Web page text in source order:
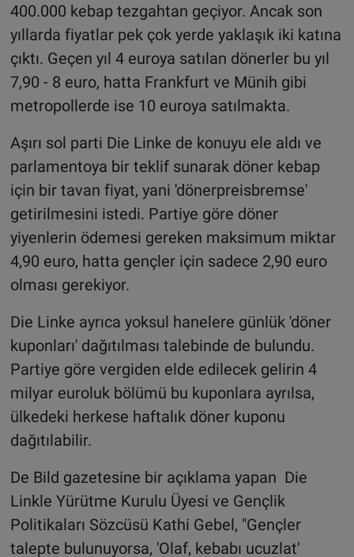
400.000 kebap tezgahtan geçiyor. Ancak son
yıllarda fiyatlar pek çok yerde yaklaşık iki katına
çıktı. Geçen yıl 4 euroya satılan dönerler bu yıl
7,90 - 8 euro, hatta Frankfurt ve Münih gibi
metropollerde ise 10 euroya satılmakta.
Aşırı sol parti Die Linke de konuyu ele aldı ve
parlamentoya bir teklif sunarak döner kebap
için bir tavan fiyat, yani 'dönerpreisbremse'
getirilmesini istedi. Partiye göre döner
yiyenlerin ödemesi gereken maksimum miktar
4,90 euro, hatta gençler için sadece 2,90 euro
olması gerekiyor.
Die Linke ayrıca yoksul hanelere günlük 'döner
kuponları' dağıtılması talebinde de bulundu.
Partiye göre vergiden elde edilecek gelirin 4
milyar euroluk bölümü bu kuponlara ayrılsa,
ülkedeki herkese haftalık döner kuponu
dağıtılabilir.
De Bild gazetesine bir açıklama yapan Die
Linkle Yürütme Kurulu Üyesi ve Gençlik
Politikaları Sözcüsü Kathi Gebel, "Gençler
talepte bulunuyorsa, 'Olaf, kebabı ucuzlat'